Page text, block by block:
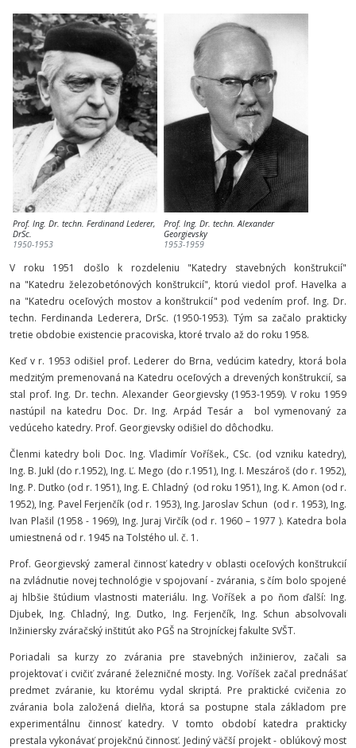
Prof. Ing. Dr. techn. Ferdinand Lederer,
DrSc.
1950-1953
Prof. Ing. Dr. techn. Alexander
Georgievsky
1953-1959
V roku 1951 došlo k rozdeleniu "Katedry stavebných konštrukcií"
na "Katedru železobetónových konštrukcií", ktorú viedol prof. Havelka a
na "Katedru oceľových mostov a konštrukcií" pod vedením prof. Ing. Dr.
techn. Ferdinanda Lederera, DrSc. (1950-1953). Tým sa začalo prakticky
tretie obdobie existencie pracoviska, ktoré trvalo až do roku 1958.
Keď v r. 1953 odišiel prof. Lederer do Brna, vedúcim katedry, ktorá bola
medzitým premenovaná na Katedru oceľových a drevených konštrukcií, sa
stal prof. Ing. Dr. techn. Alexander Georgievsky (1953-1959). V roku 1959
nastúpil na katedru Doc. Dr. Ing. Arpád Tesár a bol vymenovaný za
vedúceho katedry. Prof. Georgievsky odišiel do dôchodku.
Členmi katedry boli Doc. Ing. Vladimír Voříšek., CSc. (od vzniku katedry),
Ing. B. Jukl (do r.1952), Ing. Ľ. Mego (do r.1951), Ing. I. Meszároš (do r. 1952),
Ing. P. Dutko (od r. 1951), Ing. E. Chladný (od roku 1951), Ing. K. Amon (od r.
1952), Ing. Pavel Ferjenčík (od r. 1953), Ing. Jaroslav Schun (od r. 1953), Ing.
Ivan Plašil (1958 - 1969), Ing. Juraj Virčík (od r. 1960 – 1977 ). Katedra bola
umiestnená od r. 1945 na Tolstého ul. č. 1.
Prof. Georgievský zameral činnosť katedry v oblasti oceľových konštrukcií
na zvládnutie novej technológie v spojovaní - zvárania, s čím bolo spojené
aj hlbšie štúdium vlastnosti materiálu. Ing. Voříšek a po ňom ďalší: Ing.
Djubek, Ing. Chladný, Ing. Dutko, Ing. Ferjenčík, Ing. Schun absolvovali
Inžiniersky zváračský inštitút ako PGŠ na Strojníckej fakulte SVŠT.
Poriadali sa kurzy zo zvárania pre stavebných inžinierov, začali sa
projektovať i cvičiť zvárané železničné mosty. Ing. Voříšek začal prednášať
predmet zváranie, ku ktorému vydal skriptá. Pre praktické cvičenia zo
zvárania bola založená dielňa, ktorá sa postupne stala základom pre
experimentálnu činnosť katedry. V tomto období katedra prakticky
prestala vykonávať projekčnú činnosť. Jediný väčší projekt - oblúkový most